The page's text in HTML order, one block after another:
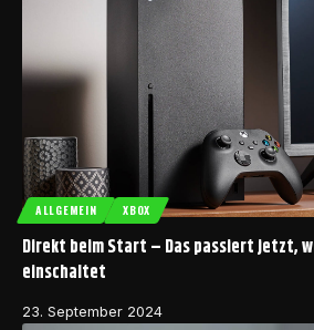
ALLGEMEIN XBOX
Direkt beim Start – Das passiert jetzt,
einschaltet
23. September 2024